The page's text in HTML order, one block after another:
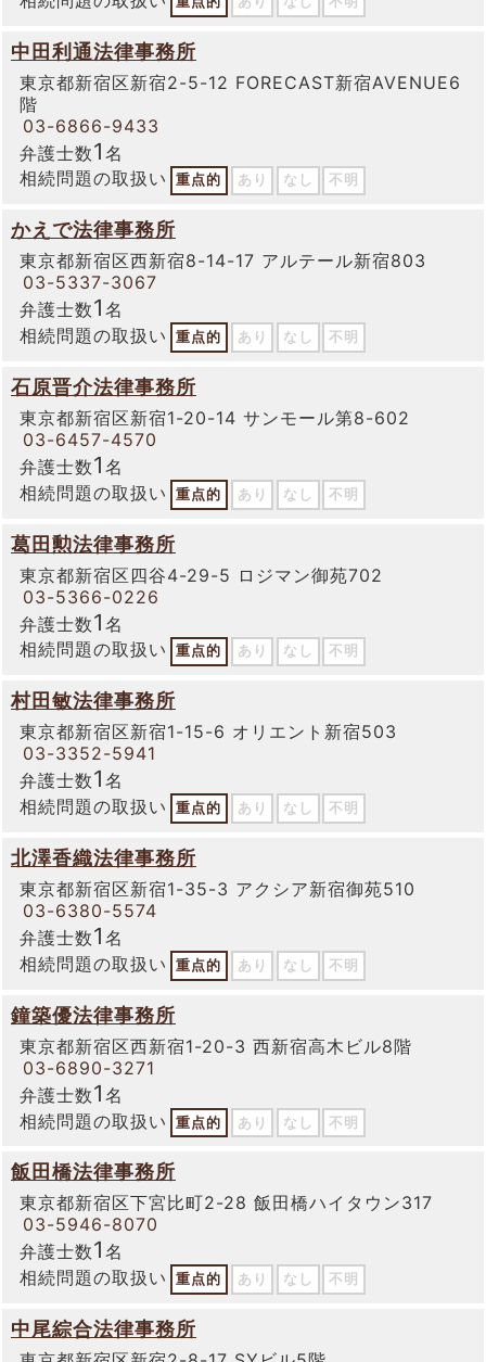
中田利通法律事務所
東京都新宿区新宿2-5-12 FORECAST新宿AVENUE6
階
03-6866-9433
弁護士数1 名
相続問題の取扱い
重点的 あり なし 不明
かえで法律事務所
東京都新宿区西新宿8-14-17 アルテール新宿803
03-5337-3067
弁護士数1 名
相続問題の取扱い
重点的 あり なし 不明
石原晋介法律事務所
東京都新宿区新宿1-20-14 サンモール第8-602
03-6457-4570
弁護士数1 名
相続問題の取扱い
重点的 あり なし 不明
葛田勲法律事務所
東京都新宿区四谷4-29-5 ロジマン御苑702
03-5366-0226
弁護士数1 名
相続問題の取扱い
重点的 あり なし 不明
村田敏法律事務所
東京都新宿区新宿1-15-6 オリエント新宿503
03-3352-5941
弁護士数1 名
相続問題の取扱い
重点的 あり なし 不明
北澤香織法律事務所
東京都新宿区新宿1-35-3 アクシア新宿御苑510
03-6380-5574
弁護士数1 名
相続問題の取扱い
重点的 あり なし 不明
鐘築優法律事務所
東京都新宿区西新宿1-20-3 西新宿高木ビル8階
03-6890-3271
弁護士数1 名
相続問題の取扱い
重点的 あり なし 不明
飯田橋法律事務所
東京都新宿区下宮比町2-28 飯田橋ハイタウン317
03-5946-8070
弁護士数1 名
相続問題の取扱い
重点的 あり なし 不明
中尾綜合法律事務所